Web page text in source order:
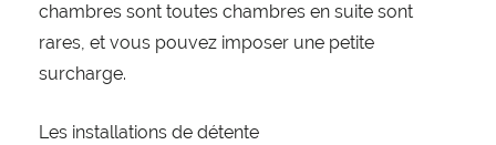
chambres sont toutes chambres en suite sont
rares, et vous pouvez imposer une petite
surcharge.
Les installations de détente